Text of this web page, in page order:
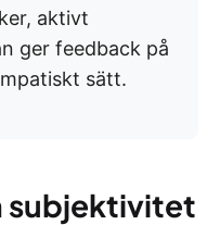
aktivt
ger feedback på
sätt.
subjektivitet